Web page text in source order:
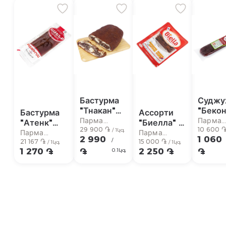
Бастурма
"Атенк"
нарезанная
60г
Парма
супермаркет
21 167 ֏ / 1կգ
1 270 ֏
Бастурма
"Тнакан"
ангус кг
Парма
супермаркет
29 900 ֏ / 1կգ
2 990
֏
/
0.1կգ
Ассорти
"Биелла" в
нарезке
150г
Парма
супермаркет
15 000 ֏ / 1կգ
2 250 ֏
Парма
10 600 ֏
1 060
֏